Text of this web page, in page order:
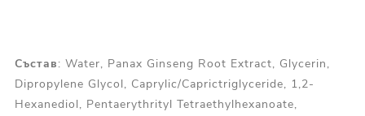
Състав: Water, Panax Ginseng Root Extract, Glycerin,
Dipropylene Glycol, Caprylic/Caprictriglyceride, 1,2-
Hexanediol, Pentaerythrityl Tetraethylhexanoate,